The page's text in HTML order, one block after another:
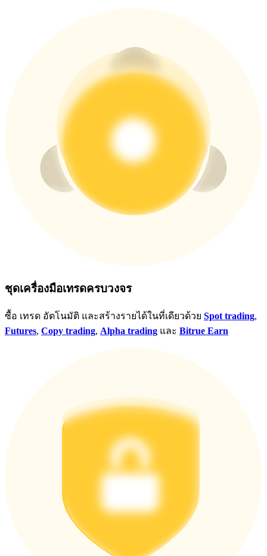
ชุดเครื่องมือเทรดครบวงจร
ซื้อ เทรด อัตโนมัติ และสร้างรายได้ในที่เดียวด้วย Spot trading,
Futures, Copy trading, Alpha trading และ Bitrue Earn